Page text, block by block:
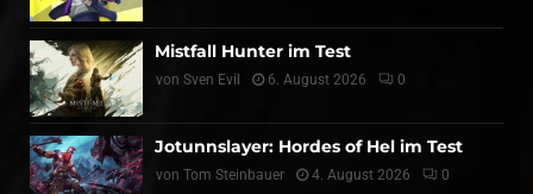
Mistfall Hunter im Test
von Sven Evil 6. August 2026 0
Jotunnslayer: Hordes of Hel im Test
von Tom Steinbauer 4. August 2026 0